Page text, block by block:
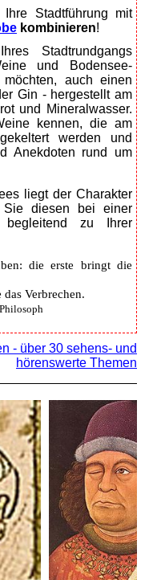
Ihre Stadtführung mit
kombinieren!
Stadtrundgangs
und Bodensee-
auch einen
Gin - hergestellt am
und Mineralwasser.
kennen, die am
werden und
Anekdoten rund um
liegt der Charakter
Sie diesen bei einer
zu Ihrer
die erste bringt die
Verbrechen.
- über 30 sehens- und
hörenswerte Themen